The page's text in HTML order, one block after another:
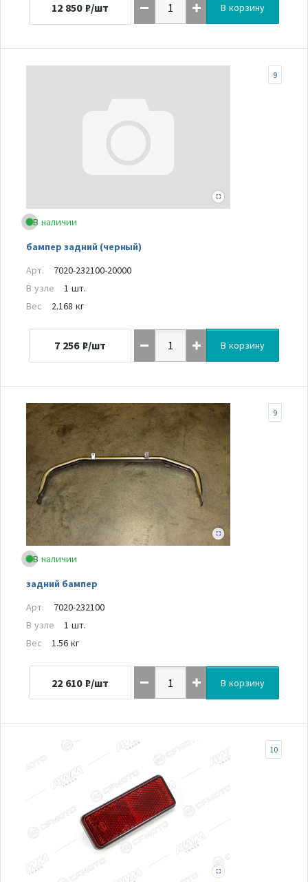
12 850 ₽/шт В корзину
В наличии
бампер задний (черный)
9
Арт.
7020-232100-20000
В узле
1 шт.
Вес
2.168 кг
7 256 ₽/шт В корзину
В наличии
задний бампер
9
Арт.
7020-232100
В узле
1 шт.
Вес
1.56 кг
22 610 ₽/шт В корзину
10